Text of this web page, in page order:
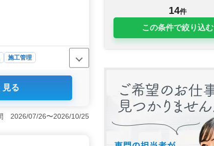
14件
この条件で絞り込む
車の利用も可能です。
施工管理
に行う求人です。注
管理に集中できま
います。 ＜福利厚
見る
2026/07/26〜2026/10/25